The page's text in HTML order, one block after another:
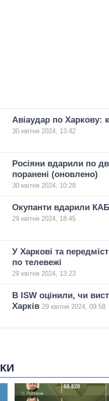
Авіаудар по Харкову:
30 квітня 2024, 13:42
Росіяни вдарили по
поранені (оновлено)
30 квітня 2024, 10:28
Окупанти вдарили
29 квітня 2024, 18:45
У Харкові та
по телевежі
29 квітня 2024, 13:23
В ISW оцінили, чи
Харків 29 квітня 2024, 09:58